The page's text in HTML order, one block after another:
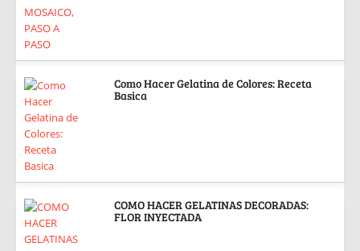
Como Hacer Gelatina de Colores: Receta
Basica
COMO HACER GELATINAS DECORADAS:
FLOR INYECTADA